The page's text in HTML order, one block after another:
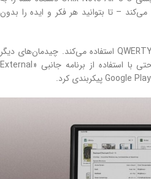
– تا بتوانید هر فکر و ایده را بدون
توجه: کیبورد از چیدمان پیش‌فرض QWERTY استفاده می‌کند. چیدمان‌های دیگر
(مانند QWERTZ) را می‌توان به راحتی با استفاده از برنامه جانبی «External